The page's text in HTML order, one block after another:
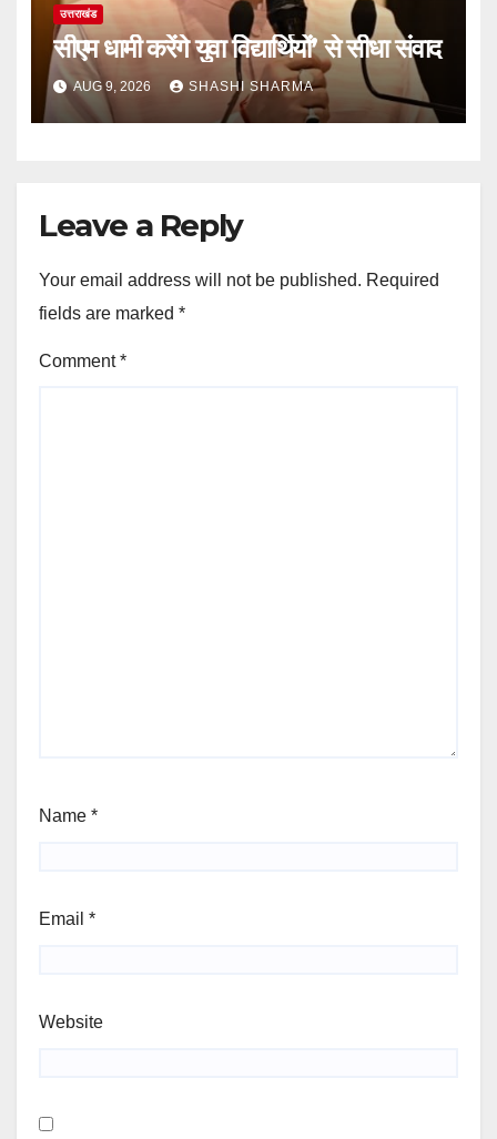
उत्तराखंड
सीएम धामी करेंगे युवा विद्यार्थियों’ से सीधा संवाद
AUG 9, 2026 SHASHI SHARMA
Leave a Reply
Your email address will not be published. Required
fields are marked *
Comment*
Name *
Email *
Website